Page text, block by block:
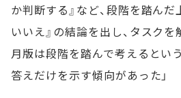
か判断する』など、段階を踏ん
いいえ』の結論を出し、タスクを
月版は段階を踏んで考えるとい
答えだけを示す傾向があった」